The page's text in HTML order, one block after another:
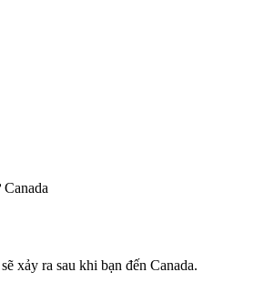
xảy ra sau khi bạn đến Canada.